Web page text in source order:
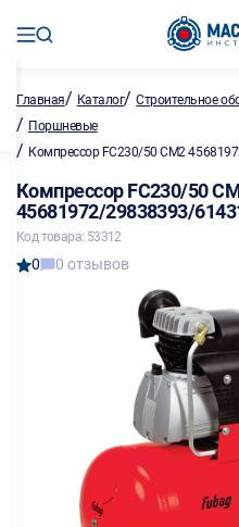
Главная/ Каталог/Строительное
/ Поршневые
/ Компрессор FC230/50 СM2
Компрессор FC230/50
45681972/29838393/
Код товара: 53312
0 0 отзывов